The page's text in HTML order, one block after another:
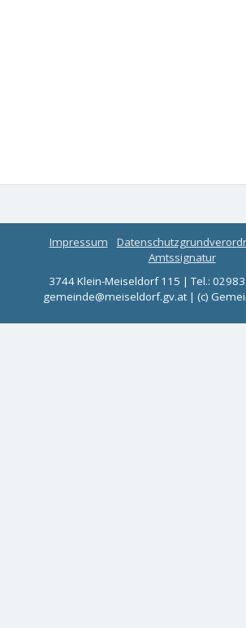
Impressum
Amtssignatur
3744 Klein-Meiseldorf 115 | Tel.:
gemeinde@meiseldorf.gv.at | (c)